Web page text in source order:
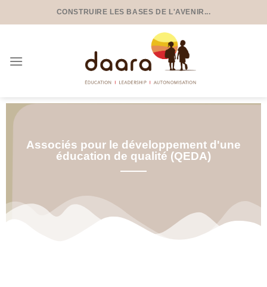
CONSTRUIRE LES BASES DE L'AVENIR...
Associés pour le développement d'une
éducation de qualité (QEDA)